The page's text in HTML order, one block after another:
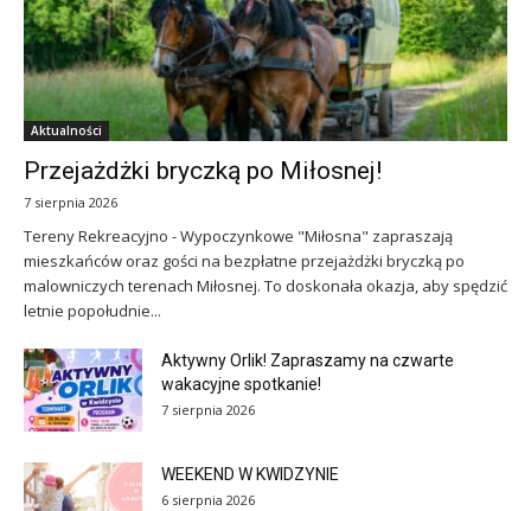
Aktualności
Przejażdżki bryczką po Miłosnej!
7 sierpnia 2026
Tereny Rekreacyjno - Wypoczynkowe "Miłosna" zapraszają
mieszkańców oraz gości na bezpłatne przejażdżki bryczką po
malowniczych terenach Miłosnej. To doskonała okazja, aby spędzić
letnie popołudnie...
Aktywny Orlik! Zapraszamy na czwarte
wakacyjne spotkanie!
7 sierpnia 2026
WEEKEND W KWIDZYNIE
6 sierpnia 2026